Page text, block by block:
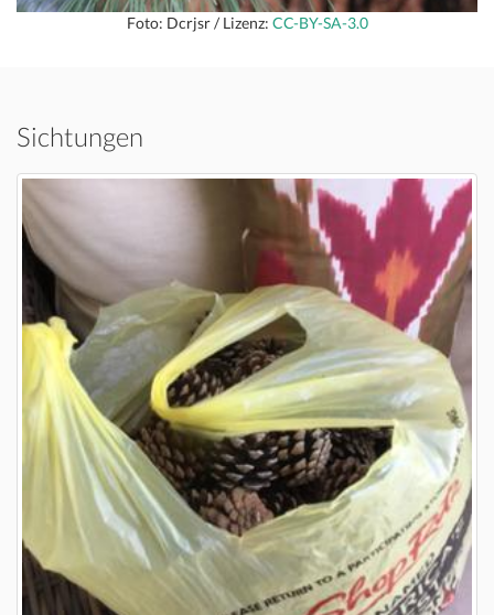
Foto: Dcrjsr / Lizenz: CC-BY-SA-3.0
Sichtungen